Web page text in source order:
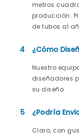
metros
producción.
de tubos al
4 ¿Cómo
Nuestro
diseñadores
su diseño.
5 ¿Podría
Claro, con